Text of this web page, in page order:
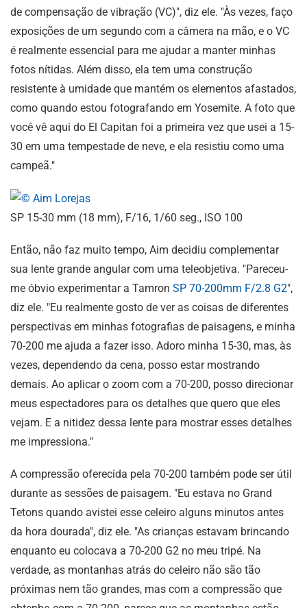
de compensação de vibração (VC)", diz ele. "Às vezes, faço
exposições de um segundo com a câmera na mão, e o VC
é realmente essencial para me ajudar a manter minhas
fotos nítidas. Além disso, ela tem uma construção
resistente à umidade que mantém os elementos afastados,
como quando estou fotografando em Yosemite. A foto que
você vê aqui do El Capitan foi a primeira vez que usei a 15-
30 em uma tempestade de neve, e ela resistiu como uma
campeã."
SP 15-30 mm (18 mm), F/16, 1/60 seg., ISO 100
Então, não faz muito tempo, Aim decidiu complementar
sua lente grande angular com uma teleobjetiva. "Pareceu-
me óbvio experimentar a Tamron SP 70-200mm F/2.8 G2",
diz ele. "Eu realmente gosto de ver as coisas de diferentes
perspectivas em minhas fotografias de paisagens, e minha
70-200 me ajuda a fazer isso. Adoro minha 15-30, mas, às
vezes, dependendo da cena, posso estar mostrando
demais. Ao aplicar o zoom com a 70-200, posso direcionar
meus espectadores para os detalhes que quero que eles
vejam. E a nitidez dessa lente para mostrar esses detalhes
me impressiona."
A compressão oferecida pela 70-200 também pode ser útil
durante as sessões de paisagem. "Eu estava no Grand
Tetons quando avistei esse celeiro alguns minutos antes
da hora dourada", diz ele. "As crianças estavam brincando
enquanto eu colocava a 70-200 G2 no meu tripé. Na
verdade, as montanhas atrás do celeiro não são tão
próximas nem tão grandes, mas com a compressão que